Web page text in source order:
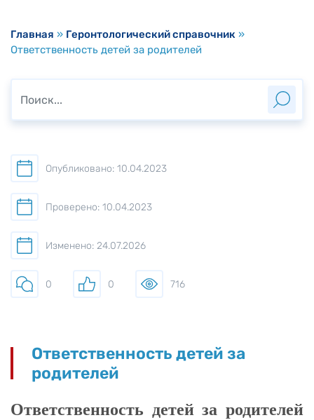
Главная » Геронтологический справочник »
Ответственность детей за родителей
Опубликовано: 10.04.2023
Проверено: 10.04.2023
Изменено: 24.07.2026
0 0 716
Ответственность детей за
родителей
Ответственность детей за родителей